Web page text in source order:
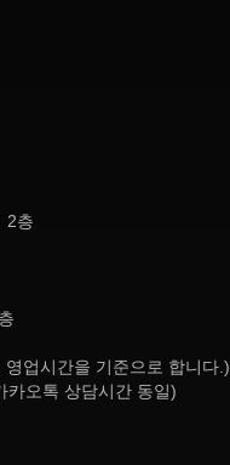
2층
업시간을 기준으로 합니다.)
카오톡 상담시간 동일)